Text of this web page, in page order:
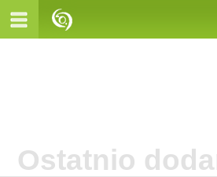
Ostatnio